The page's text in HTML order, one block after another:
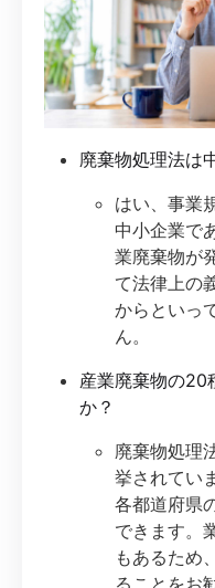
廃棄物処理法は
はい、事業
中小企業で
業廃棄物が
て法律上の
からといっ
ん。
産業廃棄物の20
か？
廃棄物処理
挙されてい
各都道府県
できます。
もあるため
ることをお